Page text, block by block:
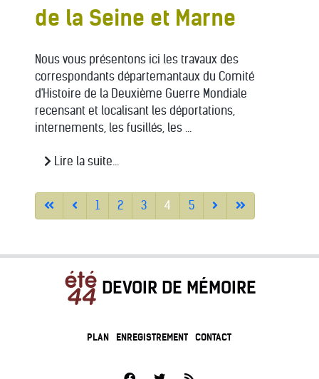
de la Seine et Marne
Nous vous présentons ici les travaux des
correspondants départemantaux du Comité
d'Histoire de la Deuxième Guerre Mondiale
recensant et localisant les déportations,
internements, les fusillés, les ...
Lire la suite...
1 2 3 4 5
DEVOIR DE MÉMOIRE
PLAN ENREGISTREMENT CONTACT